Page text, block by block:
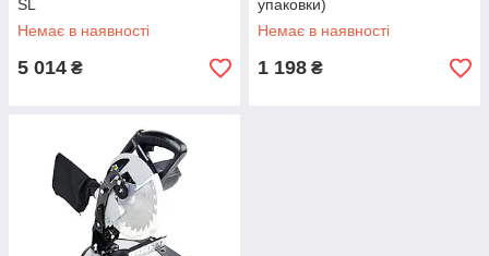
SL
Немає в наявності
5 014 ₴
упаковки)
Немає в наявності
1 198 ₴